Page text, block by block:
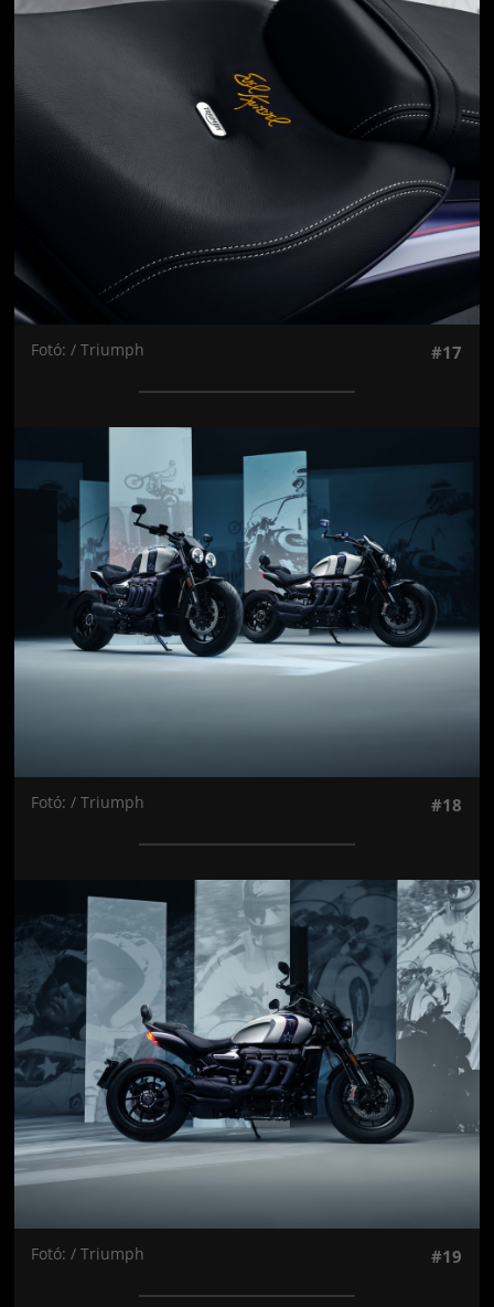
Jön még kép!
Fotó: / Triumph #17
Jön még kép!
Fotó: / Triumph #18
Jön még kép!
Fotó: / Triumph #19